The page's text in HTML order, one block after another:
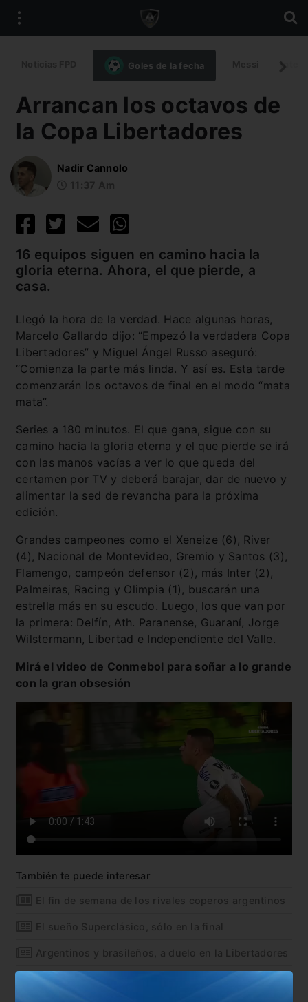
Goles de la fecha
Arrancan los octavos de
la Copa Libertadores
Nadir Cannolo
16 equipos siguen en camino hacia la
gloria eterna. Ahora, el que pierde, a
casa.
Llegó la hora de la verdad. Hace algunas horas,
Marcelo Gallardo dijo: “Empezó la verdadera Copa
Libertadores” y Miguel Ángel Russo aseguró:
“Comienza la parte más linda. Y así es. Esta tarde
comenzarán los octavos de final en el modo “mata
mata”.
Series a 180 minutos. El que gana, sigue con su
camino hacia la gloria eterna y el que pierde se irá
con las manos vacías a ver lo que queda del
certamen por TV y deberá barajar, dar de nuevo y
alimentar la sed de revancha para la próxima
edición.
Grandes campeones como el Xeneize (6), River
(4), Nacional de Montevideo, Gremio y Santos (3),
Flamengo, campeón defensor (2), más Inter (2),
Palmeiras, Racing y Olimpia (1), buscarán una
estrella más en su escudo. Luego, los que van por
la primera: Delfín, Ath. Paranense, Guaraní, Jorge
Wilstermann, Libertad e Independiente del Valle.
Mirá el video de Conmebol para soñar a lo grande
con la gran obsesión
También te puede interesar
El fin de semana de los rivales coperos argentinos
El sueño Superclásico, sólo en la final
Argentinos y brasileños, a duelo en la Libertadores
Semana clave en la Copa Libertadores